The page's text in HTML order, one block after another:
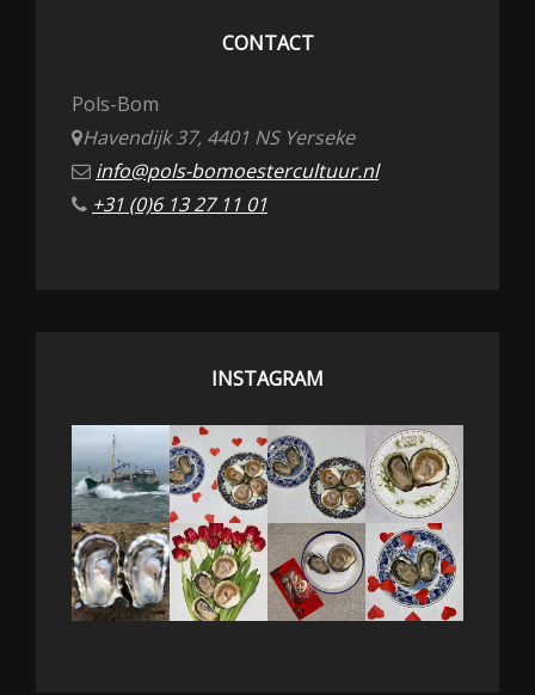
CONTACT
Pols-Bom
Havendijk 37, 4401 NS Yerseke
info@pols-bomoestercultuur.nl
+31 (0)6 13 27 11 01
INSTAGRAM